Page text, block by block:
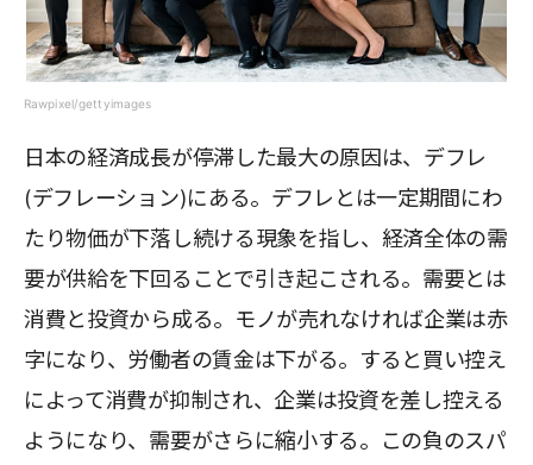
Rawpixel/gettyimages
日本の経済成長が停滞した最大の原因は、デフレ
(デフレーション)にある。デフレとは一定期間にわ
たり物価が下落し続ける現象を指し、経済全体の需
要が供給を下回ることで引き起こされる。需要とは
消費と投資から成る。モノが売れなければ企業は赤
字になり、労働者の賃金は下がる。すると買い控え
によって消費が抑制され、企業は投資を差し控える
ようになり、需要がさらに縮小する。この負のスパ